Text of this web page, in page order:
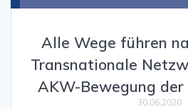
Alle Wege führen
Transnationale
AKW-Bewegung
30.06.2020